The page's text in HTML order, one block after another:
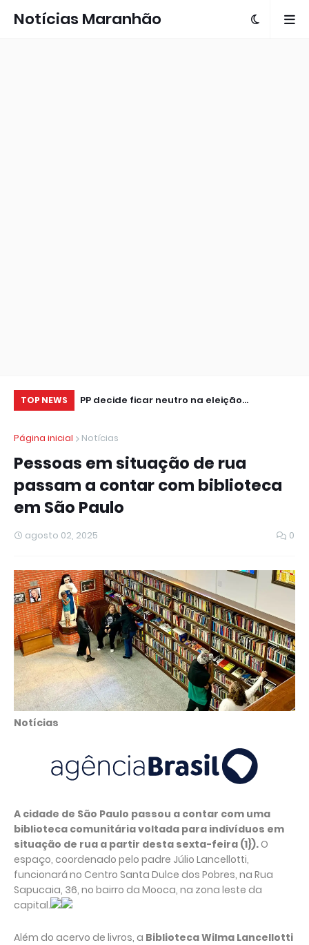
Notícias Maranhão
TOP NEWS
de seguros,
PP decide ficar neutro na eleição
Página inicial
Notícias
Pessoas em situação de rua
passam a contar com biblioteca
em São Paulo
agosto 02, 2025 0
Notícias
A cidade de São Paulo passou a contar com uma
biblioteca comunitária voltada para indivíduos em
situação de rua a partir desta sexta-feira (1}). O
espaço, coordenado pelo padre Júlio Lancellotti,
funcionará no Centro Santa Dulce dos Pobres, na Rua
Sapucaia, 36, no bairro da Mooca, na zona leste da
capital.
Além do acervo de livros, a Biblioteca Wilma Lancellotti